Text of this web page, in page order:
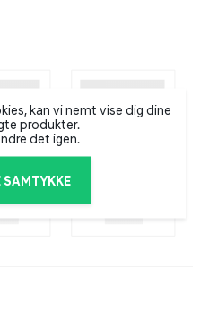
kan vi nemt vise dig dine
produkter.
det igen.
SAMTYKKE